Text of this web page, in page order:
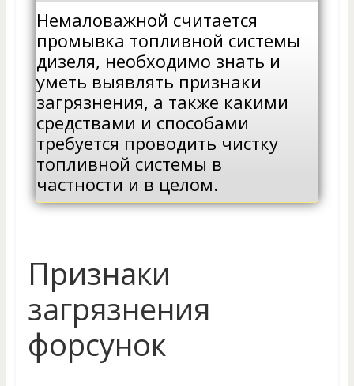
Немаловажной считается
промывка топливной системы
дизеля, необходимо знать и
уметь выявлять признаки
загрязнения, а также какими
средствами и способами
требуется проводить чистку
топливной системы в
частности и в целом.
Признаки
загрязнения
форсунок